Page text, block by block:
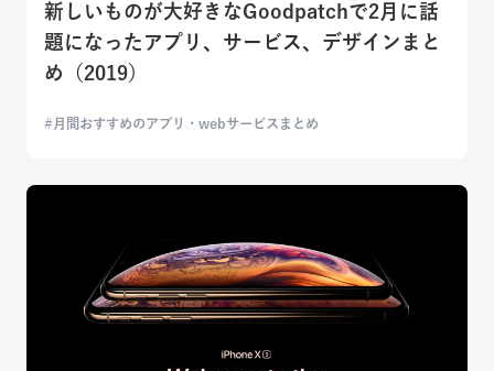
新しいものが大好きなGoodpatchで2月に話
題になったアプリ、サービス、デザインまと
め（2019）
月間おすすめのアプリ・webサービスまとめ